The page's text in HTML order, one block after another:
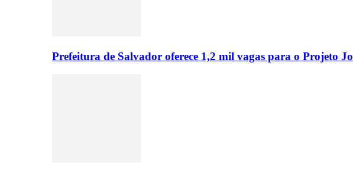
Prefeitura de Salvador oferece 1,2 mil vagas para o Projeto